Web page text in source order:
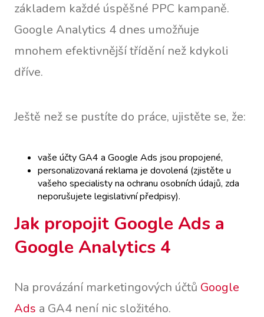
základem každé úspěšné PPC kampaně.
Google Analytics 4 dnes umožňuje
mnohem efektivnější třídění než kdykoli
dříve.
Ještě než se pustíte do práce, ujistěte se, že:
vaše účty GA4 a Google Ads jsou propojené,
personalizovaná reklama je dovolená (zjistěte u
vašeho specialisty na ochranu osobních údajů, zda
neporušujete legislativní předpisy).
Jak propojit Google Ads a
Google Analytics 4
Na provázání marketingových účtů Google
Ads a GA4 není nic složitého.